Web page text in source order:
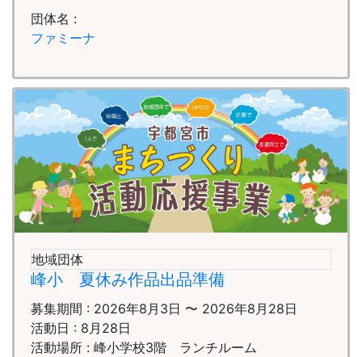
団体名 :
ファミーナ
地域団体
峰小 夏休み作品出品準備
募集期間 : 2026年8月3日 〜 2026年8月28日
活動日 : 8月28日
活動場所 : 峰小学校3階 ランチルーム